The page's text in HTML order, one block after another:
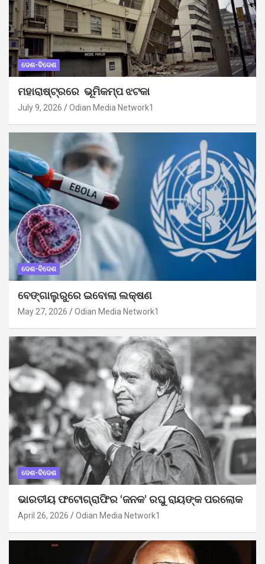
ଦେଶ-ବିଦେଶ
ମହାରାଷ୍ଟ୍ରରେ ଭୂମିକମ୍ପ ଝଟକା
July 9, 2026 Odian Media Network1
ଦେଶ-ବିଦେଶ
ବେଙ୍ଗାଲୁରୁରେ ଇବୋଲା ଲକ୍ଷଣ
May 27, 2026 Odian Media Network1
ଦେଶ-ବିଦେଶ
ଭାରତୀୟ ଫଟୋଗ୍ରାଫିର ‘ଜନକ’ ରଘୁ ରାୟଙ୍କ ପରଲୋକ
April 26, 2026 Odian Media Network1